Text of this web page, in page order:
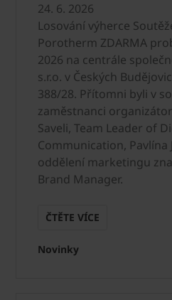
24. 6. 2026
Losování výherce
Porotherm ZDARMA
2026 na centrále
s.r.o. v Českých
388/28. Přítomni byli v
zaměstnanci
Saveli, Team Leader of
Communication, Pavlína
oddělení marketingu
Brand Manager.
ČTĚTE VÍCE
Novinky